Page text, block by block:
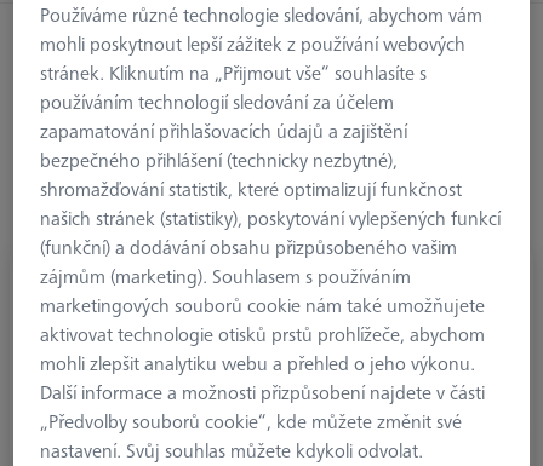
Domů Konfigurace snímačů
Prodloužení
Titanová prodloužení M5
Titanová prodloužení M5
Používáme různé technologie sledování, abychom vám
mohli poskytnout lepší zážitek z používání webových
stránek. Kliknutím na „Přijmout vše“ souhlasíte s
používáním technologií sledování za účelem
zapamatování přihlašovacích údajů a zajištění
bezpečného přihlášení (technicky nezbytné),
shromažďování statistik, které optimalizují funkčnost
našich stránek (statistiky), poskytování vylepšených funkcí
(funkční) a dodávání obsahu přizpůsobeného vašim
zájmům (marketing). Souhlasem s používáním
marketingových souborů cookie nám také umožňujete
aktivovat technologie otisků prstů prohlížeče, abychom
mohli zlepšit analytiku webu a přehled o jeho výkonu.
Další informace a možnosti přizpůsobení najdete v části
„Předvolby souborů cookie“, kde můžete změnit své
nastavení. Svůj souhlas můžete kdykoli odvolat.